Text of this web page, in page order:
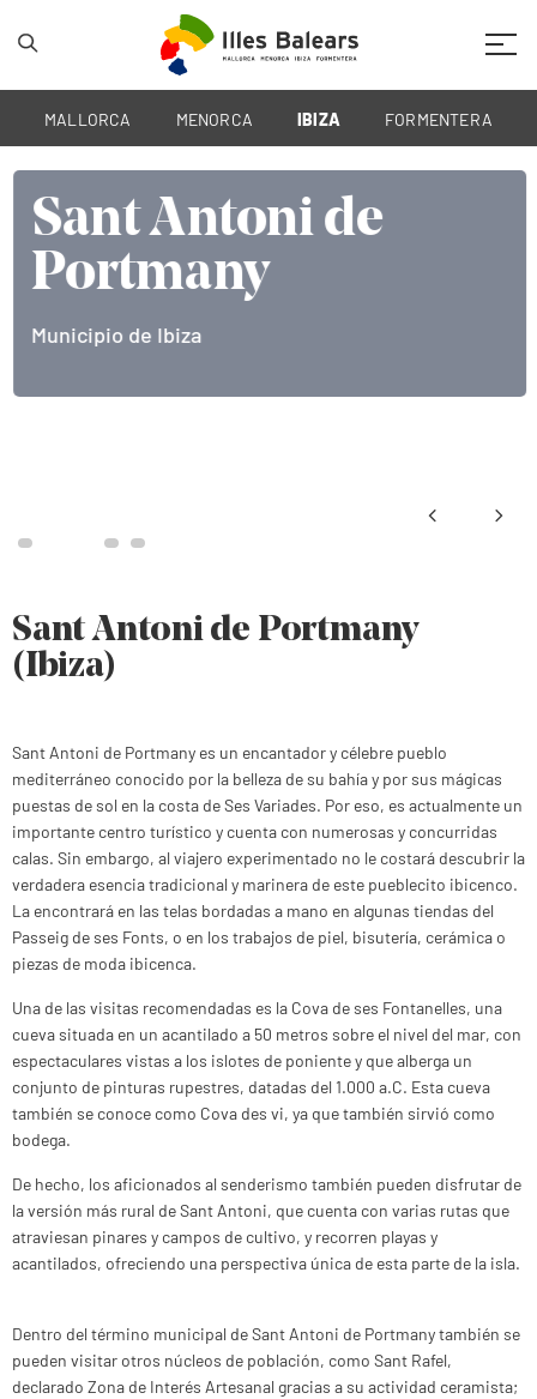
MALLORCA MENORCA IBIZA FORMENTERA
Sant Antoni de
Portmany
Municipio de Ibiza
Sant Antoni de Portmany
(Ibiza)
Sant Antoni de Portmany es un encantador y célebre pueblo
mediterráneo conocido por la belleza de su bahía y por sus mágicas
puestas de sol en la costa de Ses Variades. Por eso, es actualmente un
importante centro turístico y cuenta con numerosas y concurridas
calas. Sin embargo, al viajero experimentado no le costará descubrir la
verdadera esencia tradicional y marinera de este pueblecito ibicenco.
La encontrará en las telas bordadas a mano en algunas tiendas del
Passeig de ses Fonts, o en los trabajos de piel, bisutería, cerámica o
piezas de moda ibicenca.
Una de las visitas recomendadas es la Cova de ses Fontanelles, una
cueva situada en un acantilado a 50 metros sobre el nivel del mar, con
espectaculares vistas a los islotes de poniente y que alberga un
conjunto de pinturas rupestres, datadas del 1.000 a.C. Esta cueva
también se conoce como Cova des vi, ya que también sirvió como
bodega.
De hecho, los aficionados al senderismo también pueden disfrutar de
la versión más rural de Sant Antoni, que cuenta con varias rutas que
atraviesan pinares y campos de cultivo, y recorren playas y
acantilados, ofreciendo una perspectiva única de esta parte de la isla.
Dentro del término municipal de Sant Antoni de Portmany también se
pueden visitar otros núcleos de población, como Sant Rafel,
declarado Zona de Interés Artesanal gracias a su actividad ceramista;